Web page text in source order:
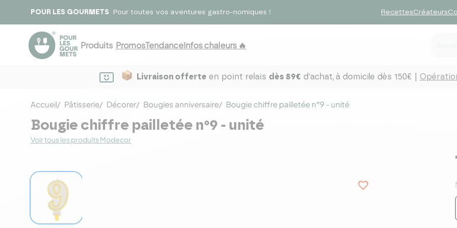
POUR LES GOURMETS Pour toutes vos aventures gastro-nomiques ! RecettesCréateurs
Produits PromosTendanceInfos chaleurs 🔥
Livraison offerte en point relais dès 89€ d'achat, à domicile dès 150€ |
Accueil Pâtisserie Décorer Bougies anniversaire Bougie chiffre pailletée n°9 - unité
Bougie chiffre pailletée n°9 - unité
Voir tous les produits Modecor
favorite_border